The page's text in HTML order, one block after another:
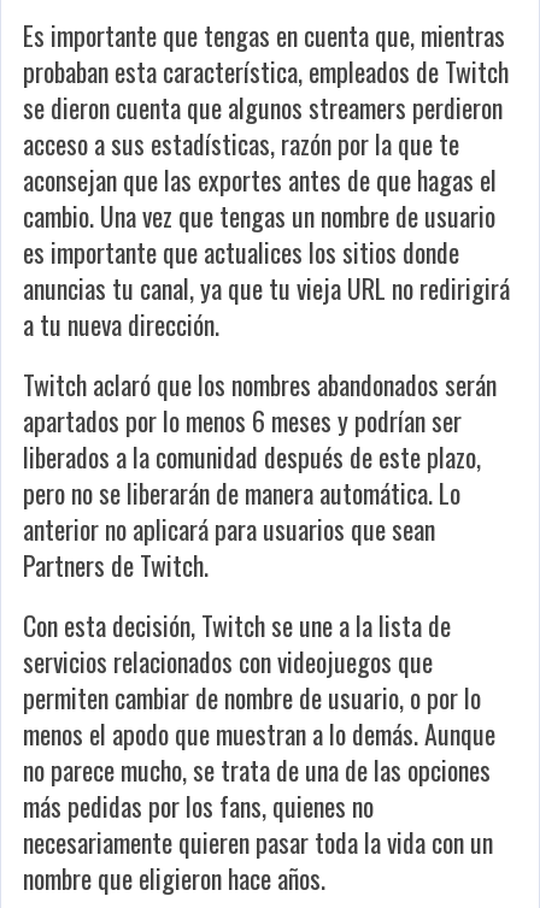
Es importante que tengas en cuenta que, mientras
probaban esta característica, empleados de Twitch
se dieron cuenta que algunos streamers perdieron
acceso a sus estadísticas, razón por la que te
aconsejan que las exportes antes de que hagas el
cambio. Una vez que tengas un nombre de usuario
es importante que actualices los sitios donde
anuncias tu canal, ya que tu vieja URL no redirigirá
a tu nueva dirección.
Twitch aclaró que los nombres abandonados serán
apartados por lo menos 6 meses y podrían ser
liberados a la comunidad después de este plazo,
pero no se liberarán de manera automática. Lo
anterior no aplicará para usuarios que sean
Partners de Twitch.
Con esta decisión, Twitch se une a la lista de
servicios relacionados con videojuegos que
permiten cambiar de nombre de usuario, o por lo
menos el apodo que muestran a lo demás. Aunque
no parece mucho, se trata de una de las opciones
más pedidas por los fans, quienes no
necesariamente quieren pasar toda la vida con un
nombre que eligieron hace años.